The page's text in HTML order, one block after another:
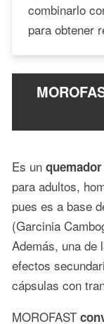
combinarlo
para obtener
Es un
para adultos,
pues es a base
(Garcinia
Además, una de
efectos
cápsulas con
MOROFAST